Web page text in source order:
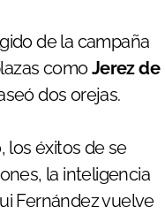
de la campaña
comoJerez de
dos orejas.
los éxitos de se
la inteligencia
Fernández vuelve